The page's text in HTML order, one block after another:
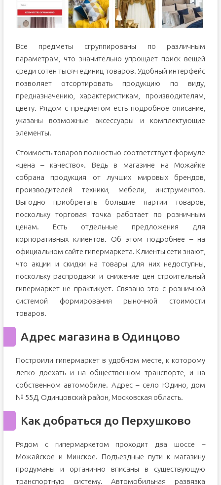
Все предметы сгруппированы по различным
параметрам, что значительно упрощает поиск вещей
среди сотен тысяч единиц товаров. Удобный интерфейс
позволяет отсортировать продукцию по виду,
предназначению, характеристикам, производителям,
цвету. Рядом с предметом есть подробное описание,
указаны возможные аксессуары и комплектующие
элементы.
Стоимость товаров полностью соответствует формуле
«цена – качество». Ведь в магазине на Можайке
собрана продукция от лучших мировых брендов,
производителей техники, мебели, инструментов.
Выгодно приобретать большие партии товаров,
поскольку торговая точка работает по розничным
ценам. Есть отдельные предложения для
корпоративных клиентов. Об этом подробнее – на
официальном сайте гипермаркета. Клиенты сети знают,
что акции и скидки на товары для них недоступны,
поскольку распродажи и снижение цен строительный
гипермаркет не практикует. Связано это с розничной
системой формирования рыночной стоимости
товаров.
Адрес магазина в Одинцово
Построили гипермаркет в удобном месте, к которому
легко доехать и на общественном транспорте, и на
собственном автомобиле. Адрес – село Юдино, дом
№ 55Д, Одинцовский район, Московская область.
Как добраться до Перхушково
Рядом с гипермаркетом проходит два шоссе –
Можайское и Минское. Подъездные пути к магазину
продуманы и органично вписаны в существующую
транспортную систему. Автомобильная развязка